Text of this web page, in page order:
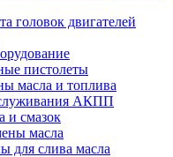
головок двигателей
пистолеты
масла и топлива
АКПП
и смазок
масла
для слива масла